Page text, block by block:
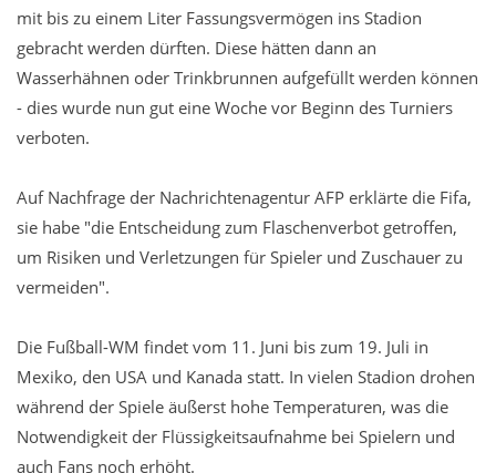
mit bis zu einem Liter Fassungsvermögen ins Stadion
gebracht werden dürften. Diese hätten dann an
Wasserhähnen oder Trinkbrunnen aufgefüllt werden können
- dies wurde nun gut eine Woche vor Beginn des Turniers
verboten.
Auf Nachfrage der Nachrichtenagentur AFP erklärte die Fifa,
sie habe "die Entscheidung zum Flaschenverbot getroffen,
um Risiken und Verletzungen für Spieler und Zuschauer zu
vermeiden".
Die Fußball-WM findet vom 11. Juni bis zum 19. Juli in
Mexiko, den USA und Kanada statt. In vielen Stadion drohen
während der Spiele äußerst hohe Temperaturen, was die
Notwendigkeit der Flüssigkeitsaufnahme bei Spielern und
auch Fans noch erhöht.